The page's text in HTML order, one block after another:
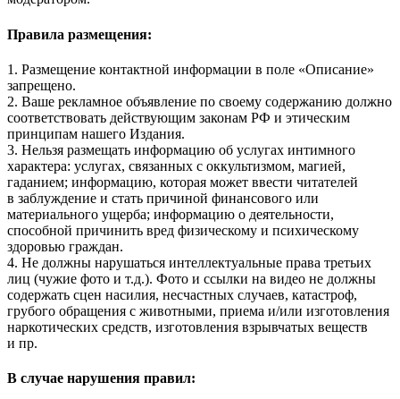
Правила размещения:
1. Размещение контактной информации в поле «Описание»
запрещено.
2. Ваше рекламное объявление по своему содержанию должно
соответствовать действующим законам РФ и этическим
принципам нашего Издания.
3. Нельзя размещать информацию об услугах интимного
характера: услугах, связанных с оккультизмом, магией,
гаданием; информацию, которая может ввести читателей
в заблуждение и стать причиной финансового или
материального ущерба; информацию о деятельности,
способной причинить вред физическому и психическому
здоровью граждан.
4. Не должны нарушаться интеллектуальные права третьих
лиц (чужие фото и т.д.). Фото и ссылки на видео не должны
содержать сцен насилия, несчастных случаев, катастроф,
грубого обращения с животными, приема и/или изготовления
наркотических средств, изготовления взрывчатых веществ
и пр.
В случае нарушения правил: